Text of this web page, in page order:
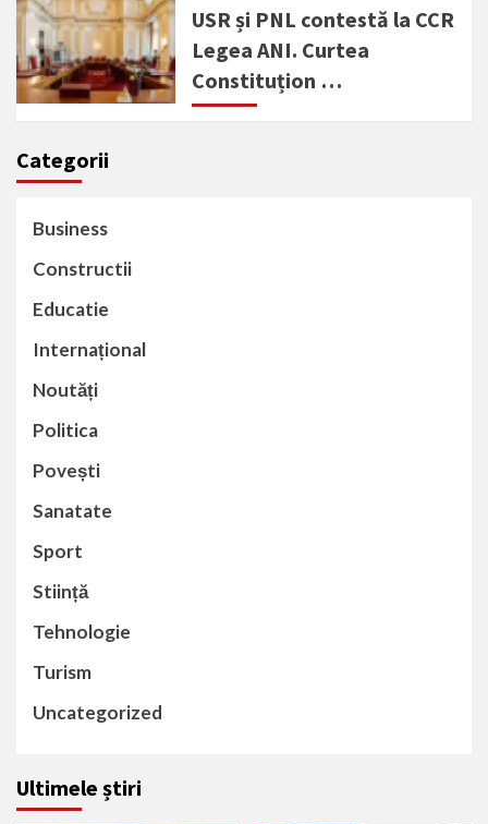
USR și PNL contestă la CCR
Legea ANI. Curtea
Constituțion …
Categorii
Business
Constructii
Educatie
Internațional
Noutăți
Politica
Povești
Sanatate
Sport
Stiință
Tehnologie
Turism
Uncategorized
Ultimele știri